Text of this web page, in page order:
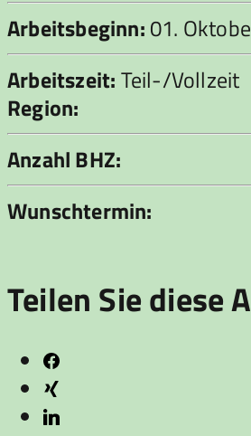
Arbeitsbeginn:01.
Arbeitszeit:Teil-/Vollzeit
Region:
Anzahl BHZ:
Wunschtermin:
Teilen Sie diese